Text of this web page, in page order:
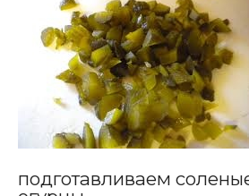
подготавливаем